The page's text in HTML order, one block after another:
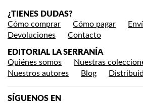
¿TIENES DUDAS?
Cómo comprar
Cómo pagar
Devoluciones
Contacto
EDITORIAL LA SERRANÍA
Quiénes somos
Nuestras
Nuestros autores
Blog
SÍGUENOS EN